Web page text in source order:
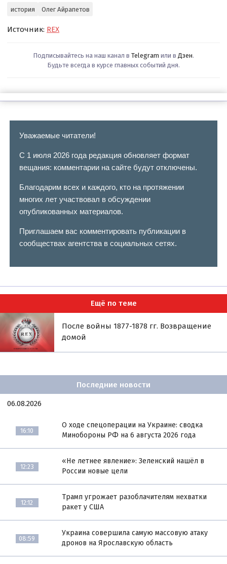
история Олег Айрапетов
Источник: REX
Подписывайтесь на наш канал в Telegram или в Дзен.
Будьте всегда в курсе главных событий дня.
Уважаемые читатели!
С 1 июля 2026 года редакция обновляет формат
вещания: комментарии на сайте будут отключены.
Благодарим всех и каждого, кто на протяжении
многих лет участвовал в обсуждении
опубликованных материалов.
Приглашаем вас комментировать публикации в
сообществах агентства в социальных сетях.
Ещё по теме
После войны 1877-1878 гг. Возвращение
домой
Последние новости
06.08.2026
16:10
О ходе спецоперации на Украине: сводка
Минобороны РФ на 6 августа 2026 года
12:23
«Не летнее явление»: Зеленский нашёл в
России новые цели
12:12
Трамп угрожает разоблачителям нехватки
ракет у США
08:59
Украина совершила самую массовую атаку
дронов на Ярославскую область